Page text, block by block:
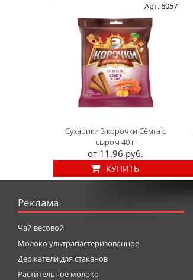
Арт. 6057
Сухарики 3 корочки Сёмга с
сыром 40 г
от 11.96 руб.
КУПИТЬ
Реклама
Чай весовой
Молоко ультрапастеризованное
Держатели для стаканов
Растительное молоко